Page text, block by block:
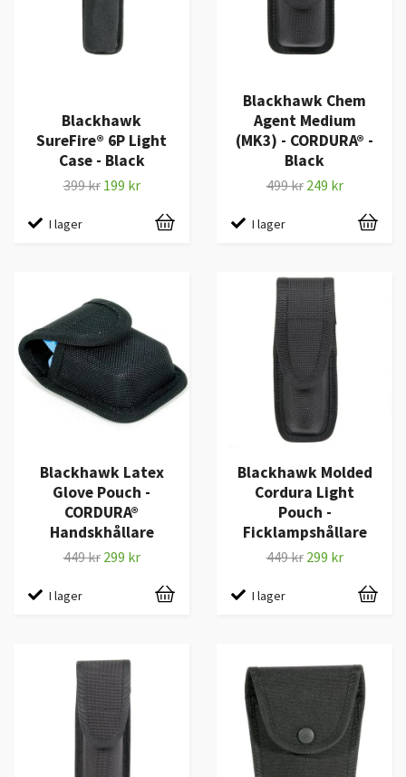
Blackhawk
SureFire® 6P Light
Case - Black
399 kr 199 kr
I lager
Blackhawk Chem
Agent Medium
(MK3) - CORDURA® -
Black
499 kr 249 kr
I lager
Blackhawk Latex
Glove Pouch -
CORDURA®
Handskhållare
449 kr 299 kr
I lager
Blackhawk Molded
Cordura Light
Pouch -
Ficklampshållare
449 kr 299 kr
I lager